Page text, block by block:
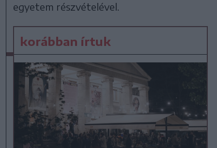
egyetem részvételével.
korábban írtuk